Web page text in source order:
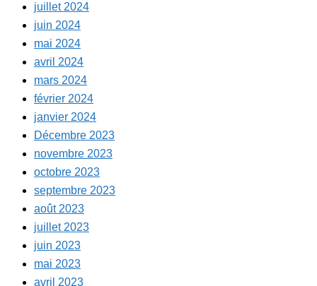
juillet 2024
juin 2024
mai 2024
avril 2024
mars 2024
février 2024
janvier 2024
Décembre 2023
novembre 2023
octobre 2023
septembre 2023
août 2023
juillet 2023
juin 2023
mai 2023
avril 2023